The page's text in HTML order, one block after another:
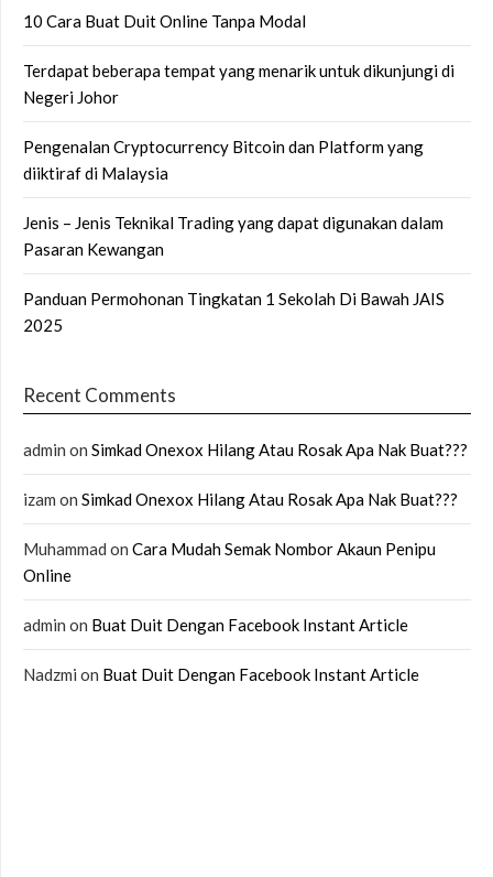
10 Cara Buat Duit Online Tanpa Modal
Terdapat beberapa tempat yang menarik untuk dikunjungi di
Negeri Johor
Pengenalan Cryptocurrency Bitcoin dan Platform yang
diiktiraf di Malaysia
Jenis – Jenis Teknikal Trading yang dapat digunakan dalam
Pasaran Kewangan
Panduan Permohonan Tingkatan 1 Sekolah Di Bawah JAIS
2025
Recent Comments
admin on Simkad Onexox Hilang Atau Rosak Apa Nak Buat???
izam on Simkad Onexox Hilang Atau Rosak Apa Nak Buat???
Muhammad on Cara Mudah Semak Nombor Akaun Penipu
Online
admin on Buat Duit Dengan Facebook Instant Article
Nadzmi on Buat Duit Dengan Facebook Instant Article